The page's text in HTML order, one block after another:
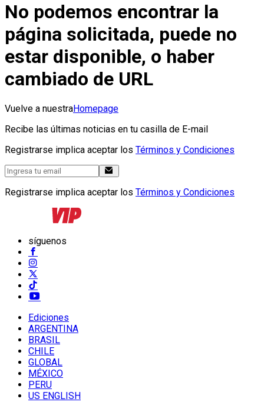
No podemos encontrar la
página solicitada, puede no
estar disponible, o haber
cambiado de URL
Vuelve a nuestraHomepage
Recibe las últimas noticias en tu casilla de E-mail
Registrarse implica aceptar los Términos y Condiciones
Registrarse implica aceptar los Términos y Condiciones
síguenos
Ediciones
ARGENTINA
BRASIL
CHILE
GLOBAL
MÉXICO
PERU
US ENGLISH